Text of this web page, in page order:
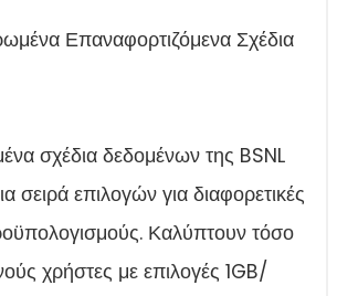
Επαναφορτιζόμενα Σχέδια
σχέδια δεδομένων της BSNL
σειρά επιλογών για διαφορετικές
Καλύπτουν τόσο
χρήστες με επιλογές 1GB/